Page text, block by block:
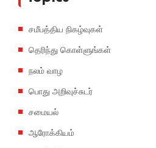
சமீபத்திய நிகழ்வுகள்
தெரிந்து கொள்ளுங்கள்
நலம் வாழ
பொது அறிவுச்சுடர்
சமையல்
ஆரோக்கியம்